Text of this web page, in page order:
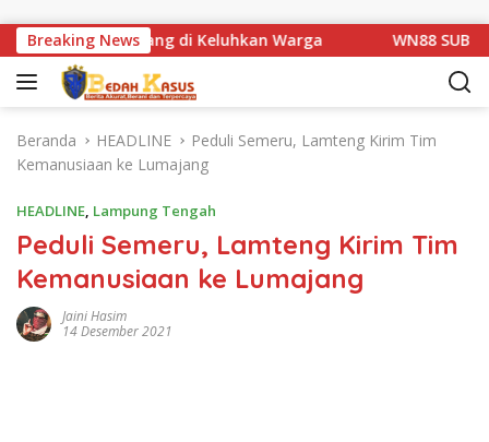
Breaking News
Km 1 Basarang di Keluhkan Warga WN88 SUB UNIT
Beranda HEADLINE
Peduli Semeru, Lamteng Kirim Tim
Kemanusiaan ke Lumajang
HEADLINE, Lampung Tengah
Peduli Semeru, Lamteng Kirim Tim
Kemanusiaan ke Lumajang
Jaini Hasim
14 Desember 2021